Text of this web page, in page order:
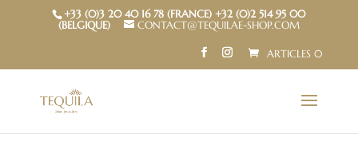
+33 (0)3 20 40 16 78 (FRANCE) +32 (0)2 514 95 00
(BELGIQUE)
CONTACT@TEQUILAE-SHOP.COM
ARTICLES 0